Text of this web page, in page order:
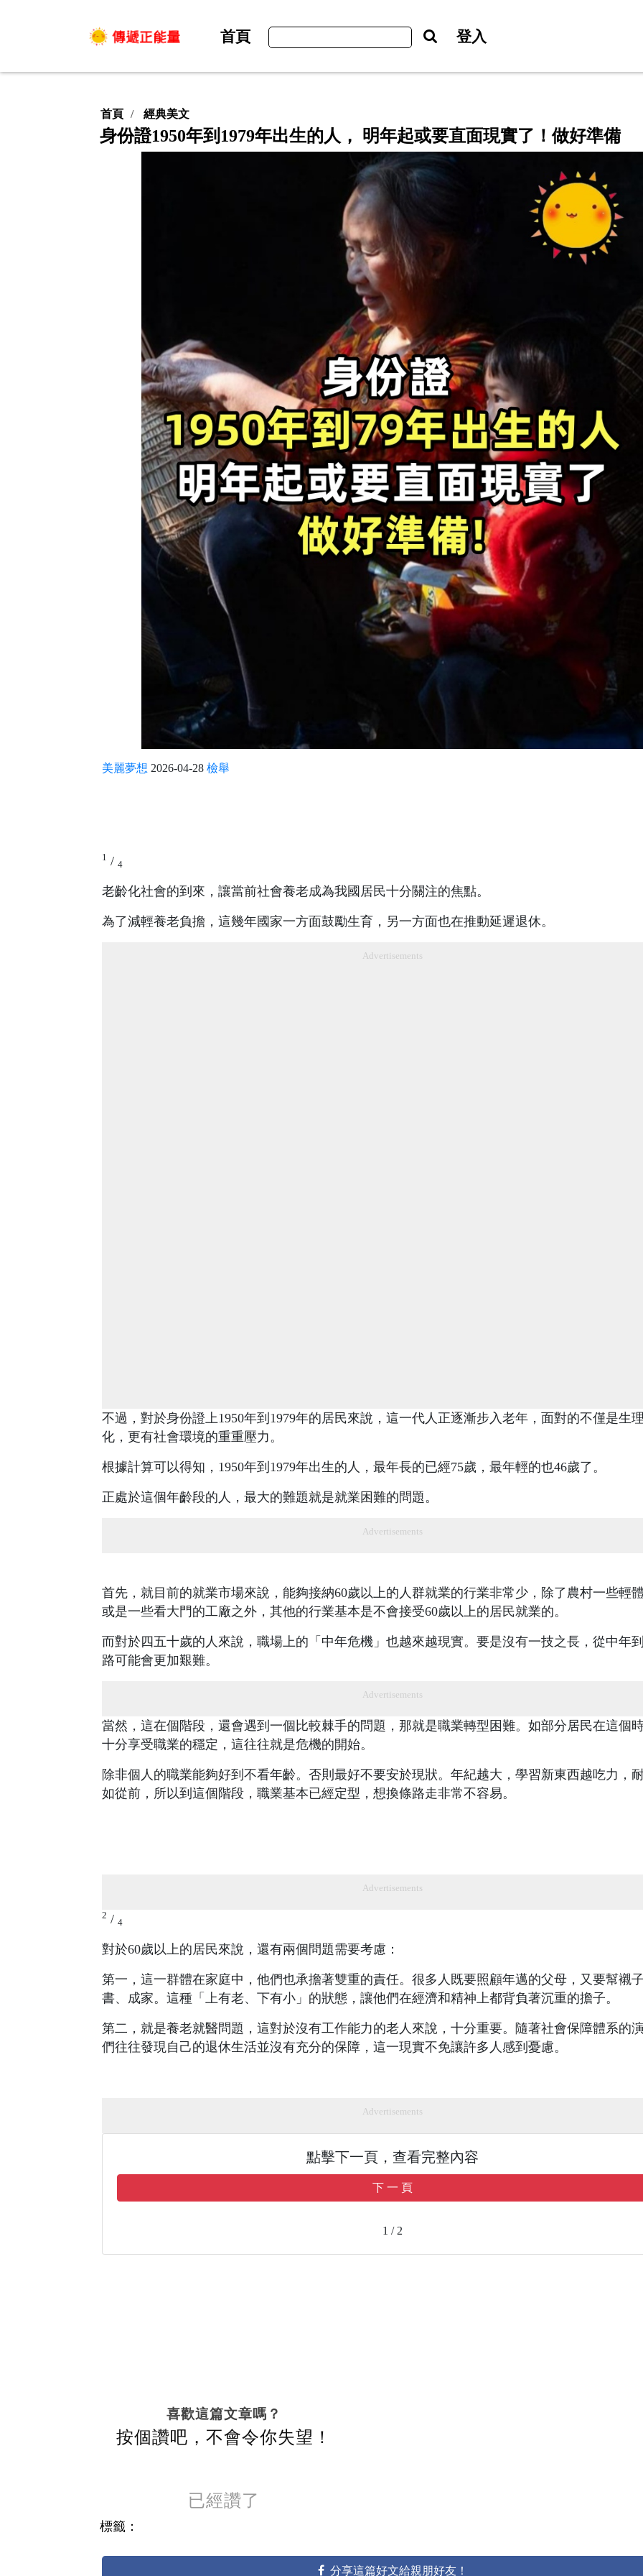
首頁 登入
首頁 經典美文
身份證1950年到1979年出生的人， 明年起或要直面現實了！做好準備
美麗夢想 2026-04-28 檢舉
1 / 4
老齡化社會的到來，讓當前社會養老成為我國居民十分關注的焦點。
為了減輕養老負擔，這幾年國家一方面鼓勵生育，另一方面也在推動延遲退休。
Advertisements
不過，對於身份證上1950年到1979年的居民來說，這一代人正逐漸步入老年，面對的不僅是生
化，更有社會環境的重重壓力。
根據計算可以得知，1950年到1979年出生的人，最年長的已經75歲，最年輕的也46歲了。
正處於這個年齡段的人，最大的難題就是就業困難的問題。
Advertisements
首先，就目前的就業市場來說，能夠接納60歲以上的人群就業的行業非常少，除了農村一些輕體
或是一些看大門的工廠之外，其他的行業基本是不會接受60歲以上的居民就業的。
而對於四五十歲的人來說，職場上的「中年危機」也越來越現實。要是沒有一技之長，從中年
路可能會更加艱難。
Advertisements
當然，這在個階段，還會遇到一個比較棘手的問題，那就是職業轉型困難。如部分居民在這個時
十分享受職業的穩定，這往往就是危機的開始。
除非個人的職業能夠好到不看年齡。否則最好不要安於現狀。年紀越大，學習新東西越吃力，
如從前，所以到這個階段，職業基本已經定型，想換條路走非常不容易。
Advertisements
2 / 4
對於60歲以上的居民來說，還有兩個問題需要考慮：
第一，這一群體在家庭中，他們也承擔著雙重的責任。很多人既要照顧年邁的父母，又要幫襯
書、成家。這種「上有老、下有小」的狀態，讓他們在經濟和精神上都背負著沉重的擔子。
第二，就是養老就醫問題，這對於沒有工作能力的老人來說，十分重要。隨著社會保障體系的
們往往發現自己的退休生活並沒有充分的保障，這一現實不免讓許多人感到憂慮。
Advertisements
點擊下一頁，查看完整內容
下 一 頁
1 / 2
喜歡這篇文章嗎？
按個讚吧，不會令你失望！
已經讚了
標籤：
分享這篇好文給親朋好友！